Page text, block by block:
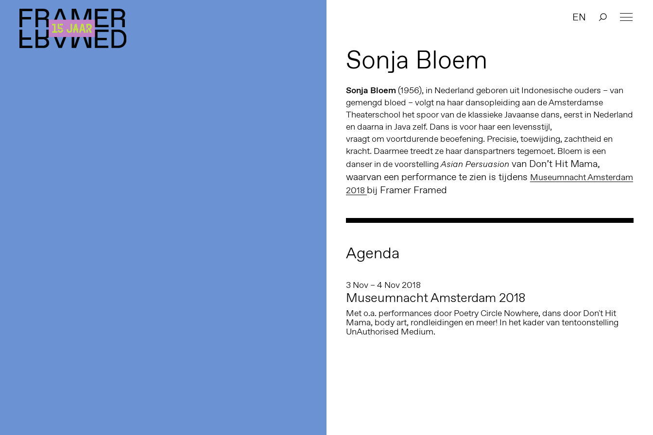
EN
Sonja Bloem
Sonja Bloem (1956), in Nederland geboren uit Indonesische ouders – van
gemengd bloed – volgt na haar dansopleiding aan de Amsterdamse
Theaterschool het spoor van de klassieke Javaanse dans, eerst in Nederland
en daarna in Java zelf. Dans is voor haar een levensstijl,
vraagt om voortdurende beoefening. Precisie, toewijding, zachtheid en
kracht. Daarmee treedt ze haar danspartners tegemoet. Bloem is een
danser in de voorstellingAsian Persuasion van Don’t Hit Mama,
waarvan een performance te zien is tijdens Museumnacht Amsterdam
2018 bij Framer Framed
Agenda
3 Nov – 4 Nov 2018
Museumnacht Amsterdam 2018
Met o.a. performances door Poetry Circle Nowhere, dans door Don't Hit
Mama, body art, rondleidingen en meer! In het kader van tentoonstelling
UnAuthorised Medium.